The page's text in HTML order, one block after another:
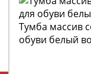
Тумба массив
обуви белый